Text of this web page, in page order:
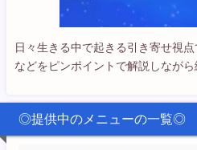
日々生きる中で起きる引き寄せ視
などをピンポイントで解説しなが
◎提供中のメニューの一覧◎